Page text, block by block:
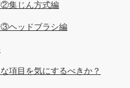
②集じん方式編
③ヘッドブラシ編
項目を気にするべきか？